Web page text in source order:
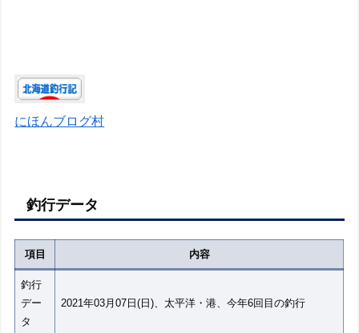
にほんブログ村
釣行データ
項目 内容
釣行
デー
タ
2021年03月07日(日)、太平洋・港、今年6回目の釣行